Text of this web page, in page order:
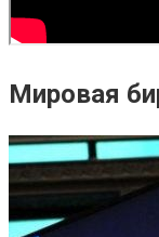
Мировая